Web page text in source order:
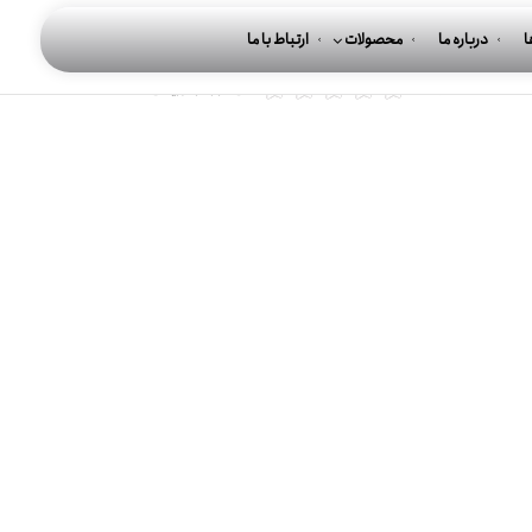
درباره ما محصولات ارتباط با ما